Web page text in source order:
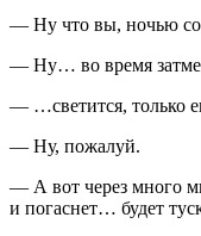
— Ну что вы, ночью
— Ну… во время
— …светится, только
— Ну, пожалуй.
— А вот через много
и погаснет… будет